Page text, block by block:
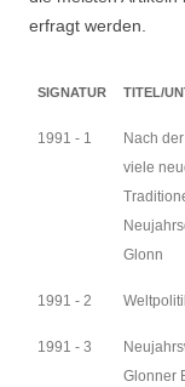
erfragt werden.
SIGNATUR TITEL/
1991 - 1
Nach
viele
Glonn
1991 - 2
1991 - 3
Glonner